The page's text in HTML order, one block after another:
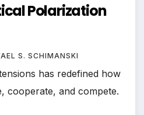
Polarization
S. SCHIMANSKI
has redefined how
cooperate, and compete.